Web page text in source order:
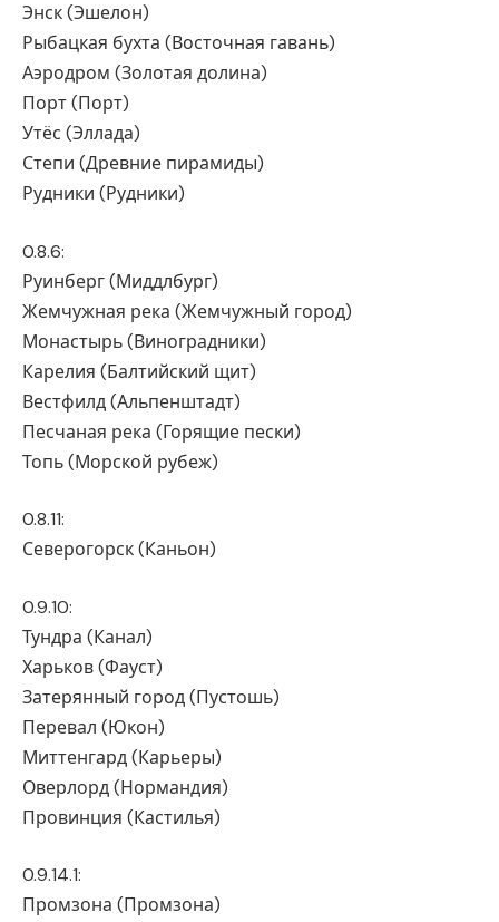
Энск (Эшелон)
Рыбацкая бухта (Восточная гавань)
Аэродром (Золотая долина)
Порт (Порт)
Утёс (Эллада)
Степи (Древние пирамиды)
Рудники (Рудники)
0.8.6:
Руинберг (Миддлбург)
Жемчужная река (Жемчужный город)
Монастырь (Виноградники)
Карелия (Балтийский щит)
Вестфилд (Альпенштадт)
Песчаная река (Горящие пески)
Топь (Морской рубеж)
0.8.11:
Северогорск (Каньон)
0.9.10:
Тундра (Канал)
Харьков (Фауст)
Затерянный город (Пустошь)
Перевал (Юкон)
Миттенгард (Карьеры)
Оверлорд (Нормандия)
Провинция (Кастилья)
0.9.14.1:
Промзона (Промзона)